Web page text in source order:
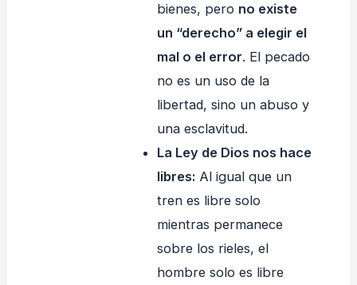
bienes, pero no existe
un “derecho” a elegir el
mal o el error. El pecado
no es un uso de la
libertad, sino un abuso y
una esclavitud.
La Ley de Dios nos hace
libres: Al igual que un
tren es libre solo
mientras permanece
sobre los rieles, el
hombre solo es libre